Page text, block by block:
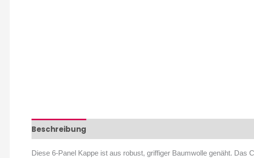
Beschreibung
Diese 6-Panel Kappe ist aus robust, griffiger Baumwolle genäht.